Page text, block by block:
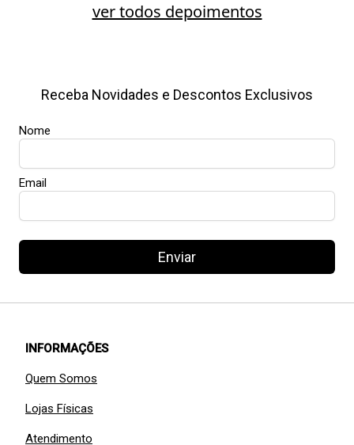
ver todos depoimentos
Receba Novidades e Descontos Exclusivos
Nome
Email
Enviar
INFORMAÇÕES
Quem Somos
Lojas Físicas
Atendimento